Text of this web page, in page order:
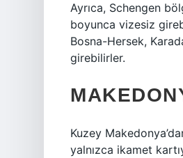
Ayrıca, Schengen
boyunca vizesiz
Bosna-Hersek,
girebilirler.
Kuzey
yalnızca ikamet